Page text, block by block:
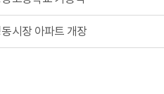
시장 아파트 개장